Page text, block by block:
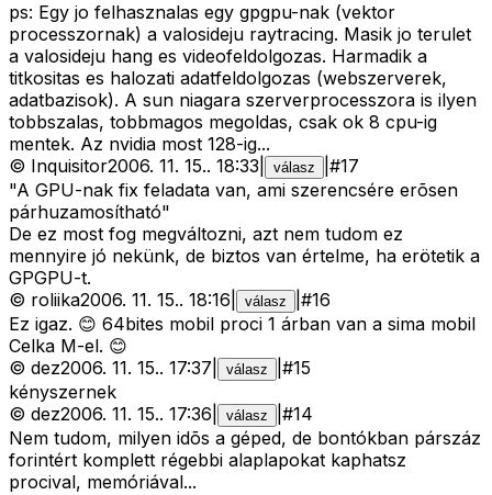
ps: Egy jo felhasznalas egy gpgpu-nak (vektor
processzornak) a valosideju raytracing. Masik jo terulet
a valosideju hang es videofeldolgozas. Harmadik a
titkositas es halozati adatfeldolgozas (webszerverek,
adatbazisok). A sun niagara szerverprocesszora is ilyen
tobbszalas, tobbmagos megoldas, csak ok 8 cpu-ig
mentek. Az nvidia most 128-ig...
© Inquisitor2006. 11. 15.. 18:33 válasz #17
"A GPU-nak fix feladata van, ami szerencsére erõsen
párhuzamosítható"
De ez most fog megváltozni, azt nem tudom ez
mennyire jó nekünk, de biztos van értelme, ha erötetik a
GPGPU-t.
© roliika2006. 11. 15.. 18:16 válasz #16
Ez igaz. 😊 64bites mobil proci 1 árban van a sima mobil
Celka M-el. 😊
© dez2006. 11. 15.. 17:37 válasz #15
kényszernek
© dez2006. 11. 15.. 17:36 válasz #14
Nem tudom, milyen idõs a géped, de bontókban párszáz
forintért komplett régebbi alaplapokat kaphatsz
procival, memóriával...